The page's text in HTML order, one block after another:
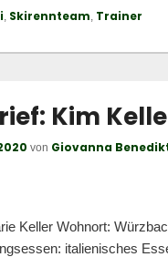
, Skirennteam, Trainer
Kim
von Giovanna
Keller Wohnort:
italienisches